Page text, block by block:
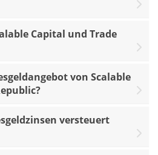
Capital und Trade
von Scalable
versteuert